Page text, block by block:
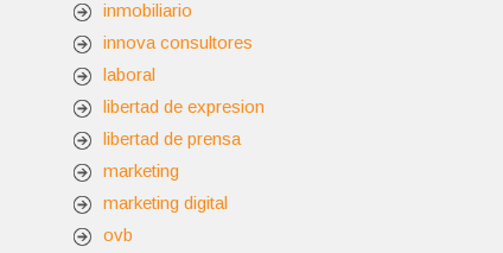
inmobiliario
innova consultores
laboral
libertad de expresion
libertad de prensa
marketing
marketing digital
ovb